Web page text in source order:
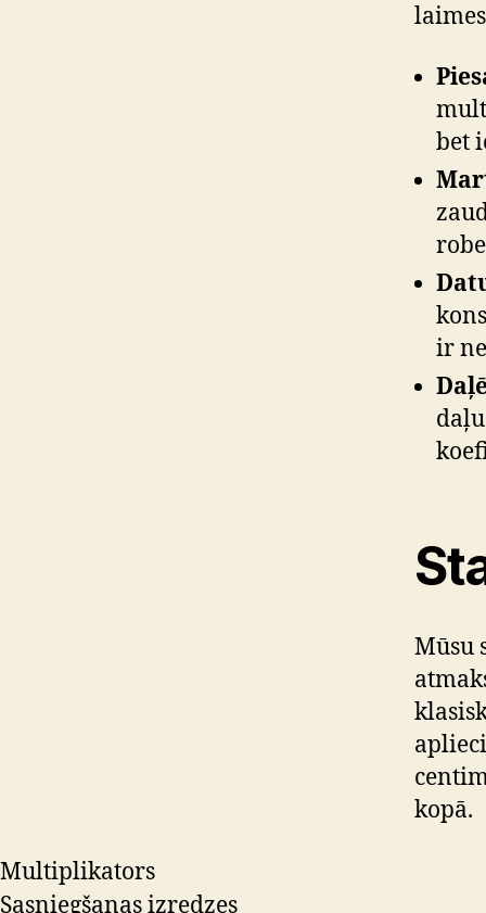
bet
ir
Mūsu
kopā.
Multiplikators
Sasniegšanas izredzes